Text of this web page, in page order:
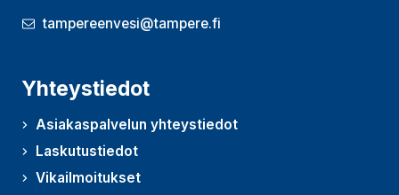
tampereenvesi@tampere.fi
Yhteystiedot
Asiakaspalvelun yhteystiedot
Laskutustiedot
Vikailmoitukset